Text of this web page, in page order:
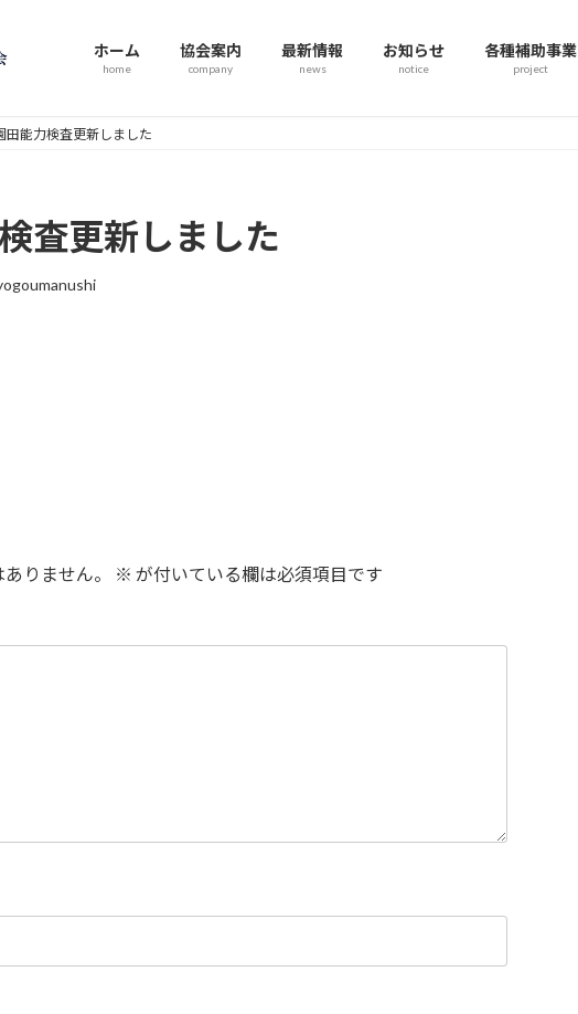
ホーム
home
協会案内
company
最新情報
news
お知らせ
notice
各種補助事業
project
田能力検査更新しました
査更新しました
りません。 ※ が付いている欄は必須項目です